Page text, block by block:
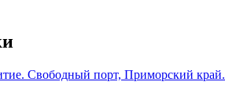
Свободный порт, Приморский край.